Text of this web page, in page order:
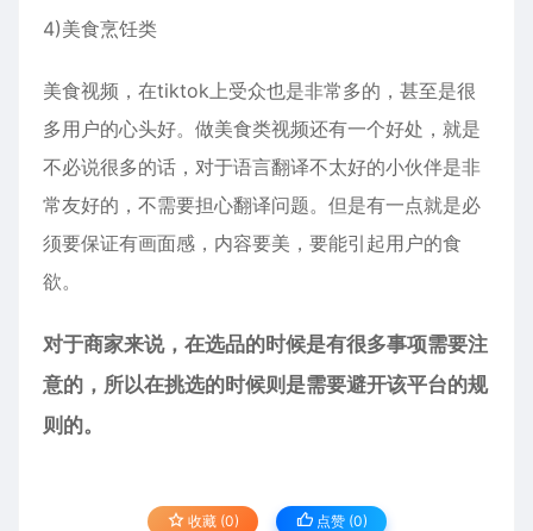
4)美食烹饪类
美食视频，在tiktok上受众也是非常多的，甚至是很
多用户的心头好。做美食类视频还有一个好处，就是
不必说很多的话，对于语言翻译不太好的小伙伴是非
常友好的，不需要担心翻译问题。但是有一点就是必
须要保证有画面感，内容要美，要能引起用户的食
欲。
对于商家来说，在选品的时候是有很多事项需要注
意的，所以在挑选的时候则是需要避开该平台的规
则的。
收藏 (0) 点赞 (0)